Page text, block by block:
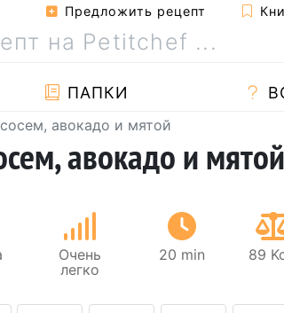
Предложить рецепт
ПАПКИ
авокадо и мятой
авокадо и мятой
Очень
легко
20 min 89